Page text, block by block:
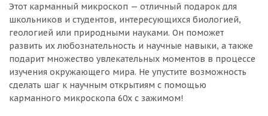
Этот карманный микроскоп — отличный подарок для
школьников и студентов, интересующихся биологией,
геологией или природными науками. Он поможет
развить их любознательность и научные навыки, а также
подарит множество увлекательных моментов в процессе
изучения окружающего мира. Не упустите возможность
сделать шаг к научным открытиям с помощью
карманного микроскопа 60х с зажимом!